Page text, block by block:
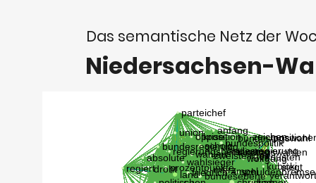
Das semantische Netz der
Niedersachsen-